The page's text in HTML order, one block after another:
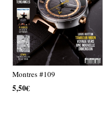
Montres #109
5,50€